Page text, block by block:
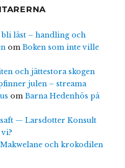
läst – handling och
om Boken som inte ville
och jättestora skogen
julen – streama
om Barna Hedenhös på
— Larsdotter Konsult
Makwelane och krokodilen